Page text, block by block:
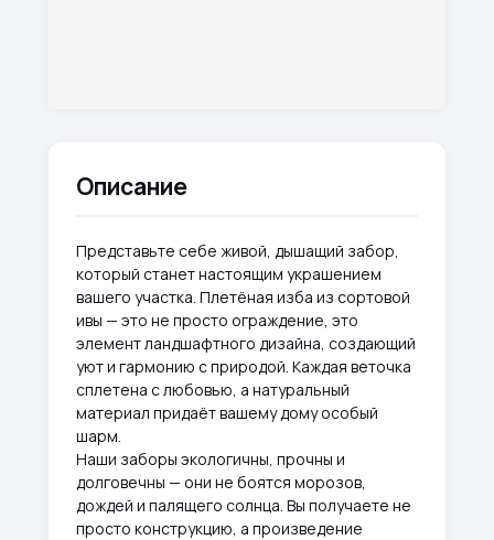
Описание
Представьте себе живой, дышащий забор,
который станет настоящим украшением
вашего участка. Плетёная изба из сортовой
ивы — это не просто ограждение, это
элемент ландшафтного дизайна, создающий
уют и гармонию с природой. Каждая веточка
сплетена с любовью, а натуральный
материал придаёт вашему дому особый
шарм.
Наши заборы экологичны, прочны и
долговечны — они не боятся морозов,
дождей и палящего солнца. Вы получаете не
просто конструкцию, а произведение